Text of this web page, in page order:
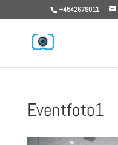
+4542679011
Eventfoto1